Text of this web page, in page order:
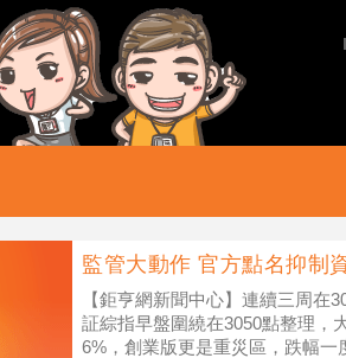
監管大動作 官方點名抑制
【鉅亨網新聞中心】連續三周在
証綜指早盤圍繞在3050點整理，
6%，創業版更是重災區，跌幅